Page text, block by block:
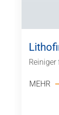
Reiniger
MEHR